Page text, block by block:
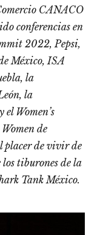
CANACO
conferencias en
2022, Pepsi,
México, ISA
la
la
Women’s
de
placer de vivir de
tiburones de la
Tank México.